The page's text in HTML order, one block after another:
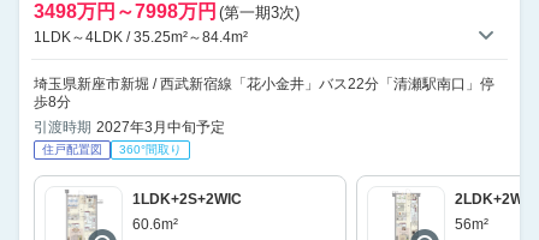
3498万円～7998万円 (第一期3次)
1LDK～4LDK / 35.25m²～84.4m²
埼玉県新座市新堀 / 西武新宿線「花小金井」バス22分「清瀬駅南口」停
歩8分
引渡時期 2027年3月中旬予定
住戸配置図 360°間取り
1LDK+2S+2WIC
60.6m²
56m²